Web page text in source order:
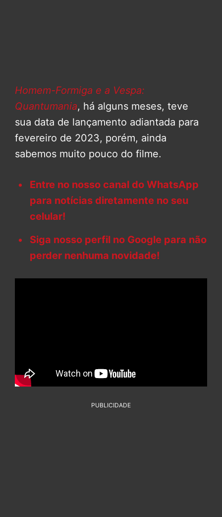
Homem-Formiga e a Vespa:
Quantumania, há alguns meses, teve
sua data de lançamento adiantada para
fevereiro de 2023, porém, ainda
sabemos muito pouco do filme.
Entre no nosso canal do WhatsApp
para notícias diretamente no seu
celular!
Siga nosso perfil no Google para não
perder nenhuma novidade!
PUBLICIDADE